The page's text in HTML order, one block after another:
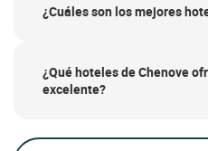
¿Cuáles son los mejores
¿Qué hoteles de Chenove
excelente?